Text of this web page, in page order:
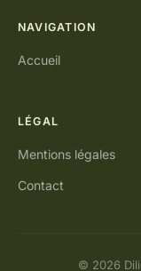
NAVIGATION
Accueil
LÉGAL
Mentions légales
Contact
© 2026